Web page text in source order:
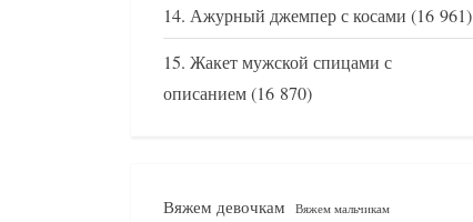
Ажурный джемпер с косами (16 961)
Жакет мужской спицами с
описанием(16 870)
Вяжем девочкам Вяжем мальчикам